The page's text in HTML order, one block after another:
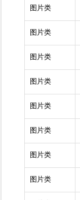
图片类
图片类
图片类
图片类
图片类
图片类
图片类
图片类